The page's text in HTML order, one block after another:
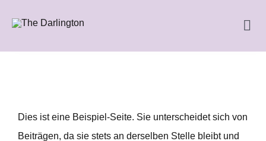
Dies ist eine Beispiel-Seite. Sie unterscheidet sich von
Beiträgen, da sie stets an derselben Stelle bleibt und